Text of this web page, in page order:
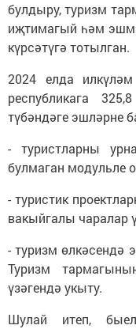
булдыру, туризм
иҗтимагый һәм
күрсәтүгә тотылган.
2024 елда
республикага
түбәндәге эшләрне
- туристларны
булмаган модульле
- туристик
вакыйгалы чаралар
- туризм өлкәсендә
Туризм
үзәгендә укыту.
Шулай итеп,